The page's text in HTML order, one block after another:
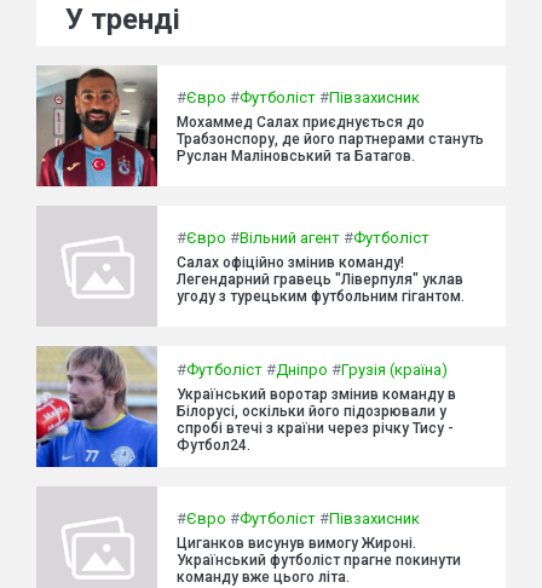
У тренді
#Євро #Футболіст #Півзахисник
Мохаммед Салах приєднується до
Трабзонспору, де його партнерами стануть
Руслан Маліновський та Батагов.
#Євро #Вільний агент #Футболіст
Салах офіційно змінив команду!
Легендарний гравець "Ліверпуля" уклав
угоду з турецьким футбольним гігантом.
#Футболіст #Дніпро #Грузія (країна)
Український воротар змінив команду в
Білорусі, оскільки його підозрювали у
спробі втечі з країни через річку Тису -
Футбол24.
#Євро #Футболіст #Півзахисник
Циганков висунув вимогу Жироні.
Український футболіст прагне покинути
команду вже цього літа.